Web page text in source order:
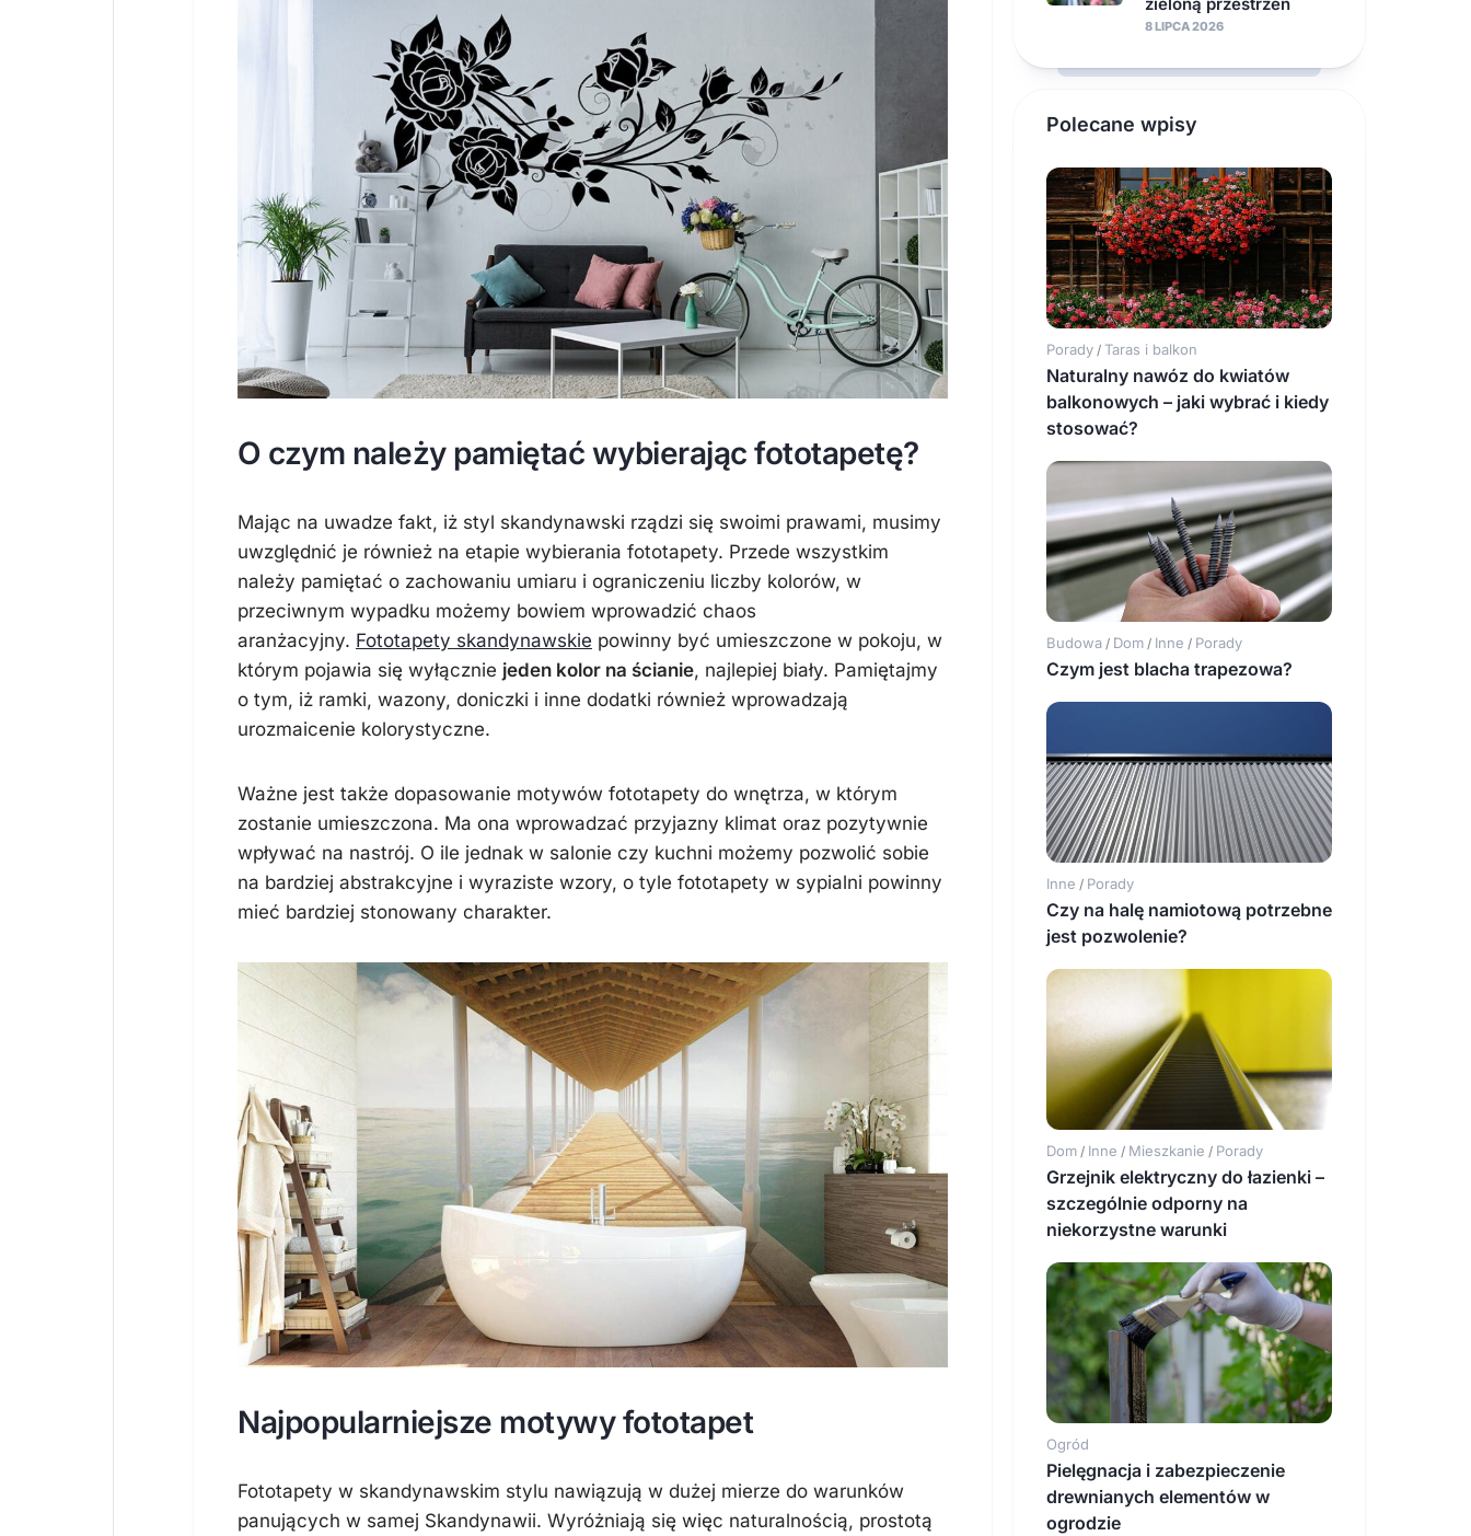
O czym należy pamiętać wybierając fototapetę?
Mając na uwadze fakt, iż styl skandynawski rządzi się swoimi prawami, musimy
uwzględnić je również na etapie wybierania fototapety. Przede wszystkim
należy pamiętać o zachowaniu umiaru i ograniczeniu liczby kolorów, w
przeciwnym wypadku możemy bowiem wprowadzić chaos
aranżacyjny. Fototapety skandynawskie powinny być umieszczone w pokoju, w
którym pojawia się wyłącznie jeden kolor na ścianie, najlepiej biały. Pamiętajmy
o tym, iż ramki, wazony, doniczki i inne dodatki również wprowadzają
urozmaicenie kolorystyczne.
Ważne jest także dopasowanie motywów fototapety do wnętrza, w którym
zostanie umieszczona. Ma ona wprowadzać przyjazny klimat oraz pozytywnie
wpływać na nastrój. O ile jednak w salonie czy kuchni możemy pozwolić sobie
na bardziej abstrakcyjne i wyraziste wzory, o tyle fototapety w sypialni powinny
mieć bardziej stonowany charakter.
Najpopularniejsze motywy fototapet
Fototapety w skandynawskim stylu nawiązują w dużej mierze do warunków
panujących w samej Skandynawii. Wyróżniają się więc naturalnością, prostotą
8 LIPCA 2026
Polecane wpisy
Porady / Taras i balkon
Naturalny nawóz do kwiatów
balkonowych – jaki wybrać i kiedy
stosować?
Budowa / Dom / Inne / Porady
Czym jest blacha trapezowa?
Inne / Porady
Czy na halę namiotową potrzebne
jest pozwolenie?
Dom / Inne / Mieszkanie / Porady
Grzejnik elektryczny do łazienki –
szczególnie odporny na
niekorzystne warunki
Ogród
Pielęgnacja i zabezpieczenie
drewnianych elementów w
ogrodzie